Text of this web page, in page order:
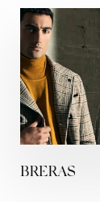
BRERAS